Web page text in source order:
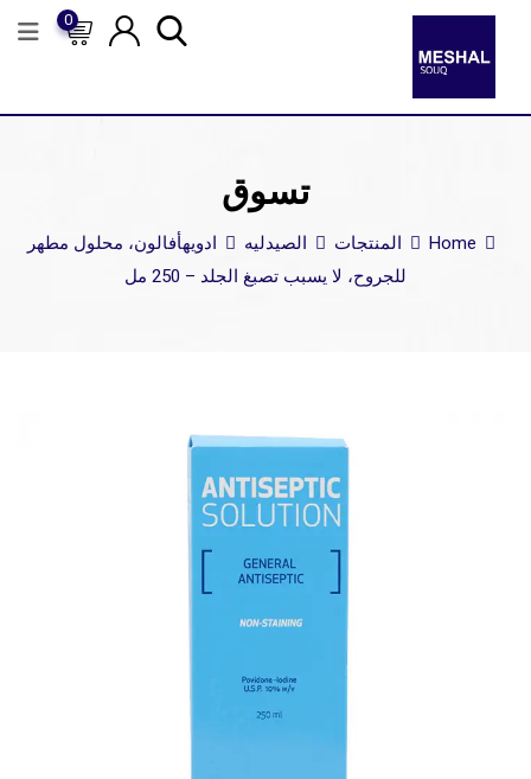
0
تسوق
Home المنتجات الصيدليه ادويهأفالون، محلول مطهر
للجروح، لا يسبب تصبغ الجلد – 250 مل